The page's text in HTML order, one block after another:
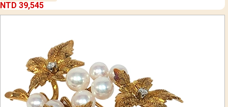
NTD 39,545